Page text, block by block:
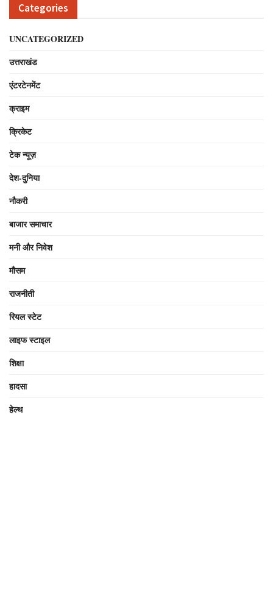
Categories
UNCATEGORIZED
उत्तराखंड
एंटरटेनमेंट
क्राइम
क्रिकेट
टेक न्यूज़
देश-दुनिया
नौकरी
बाजार समाचार
मनी और निवेश
मौसम
राजनीती
रियल स्टेट
लाइफ स्टाइल
शिक्षा
हादसा
हेल्थ